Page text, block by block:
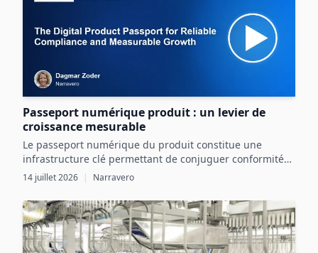
Passeport numérique produit : un levier de
croissance mesurable
Le passeport numérique du produit constitue une
infrastructure clé permettant de conjuguer conformité
réglementaire et transformation digitale pour une
croissance mesurable.
14 juillet 2026 | Narravero